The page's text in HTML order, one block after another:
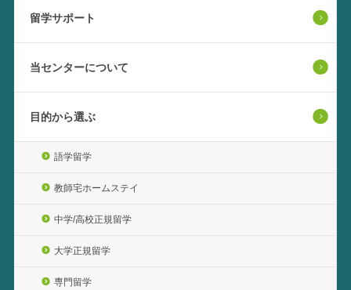
留学サポート
当センターについて
目的から選ぶ
語学留学
教師宅ホームステイ
中学/高校正規留学
大学正規留学
専門留学